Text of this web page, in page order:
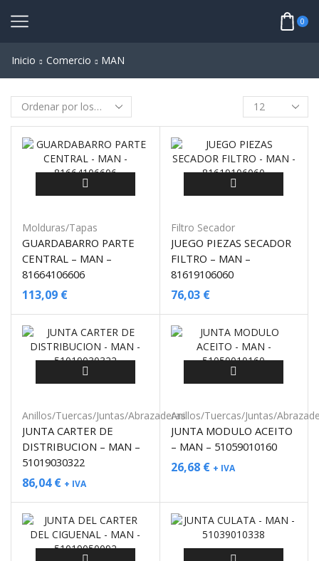
0
Inicio Comercio MAN
Molduras/Tapas
GUARDABARRO PARTE
CENTRAL – MAN –
81664106606
113,09 €
Filtro Secador
JUEGO PIEZAS SECADOR
FILTRO – MAN –
81619106060
76,03 €
Anillos/Tuercas/Juntas/Abrazaderas
JUNTA CARTER DE
DISTRIBUCION – MAN –
51019030322
86,04€ + IVA
Anillos/Tuercas/Juntas/
JUNTA MODULO ACEITO
– MAN – 51059010160
26,68 € + IVA